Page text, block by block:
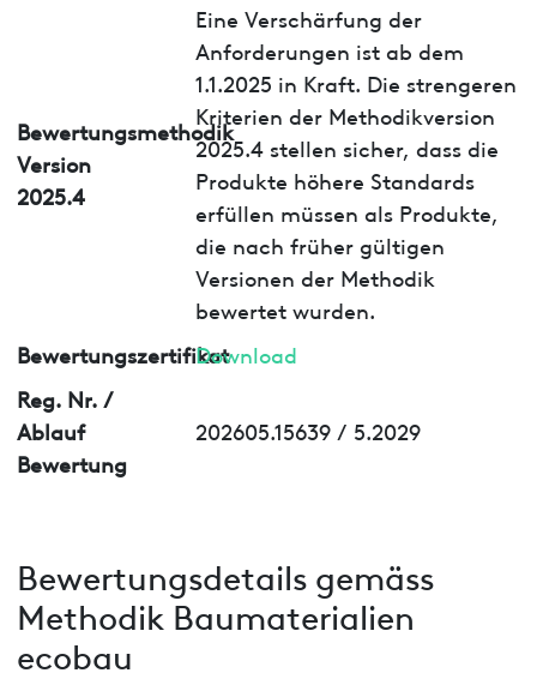
Bewertungsmethodik
Version
2025.4
Eine Verschärfung der
Anforderungen ist ab dem
1.1.2025 in Kraft. Die strengeren
Kriterien der Methodikversion
2025.4 stellen sicher, dass die
Produkte höhere Standards
erfüllen müssen als Produkte,
die nach früher gültigen
Versionen der Methodik
bewertet wurden.
BewertungszertifikatDownload
Reg. Nr. /
Ablauf
Bewertung
202605.15639 / 5.2029
Bewertungsdetails gemäss
Methodik Baumaterialien
ecobau